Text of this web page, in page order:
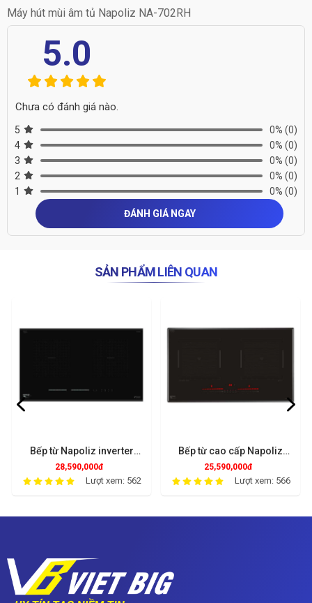
Máy hút mùi âm tủ Napoliz NA-702RH
5.0
Chưa có đánh giá nào.
5 0% (0)
4
0% (0)
3
0% (0)
2
0% (0)
1
0% (0)
ĐÁNH GIÁ NGAY
SẢN PHẨM LIÊN QUAN
Bếp từ Napoliz inverter
ITC826EGO
28,590,000đ
Lượt xem: 562
Bếp từ cao cấp Napoliz
ITC866EGO
25,590,000đ
Lượt xem: 566